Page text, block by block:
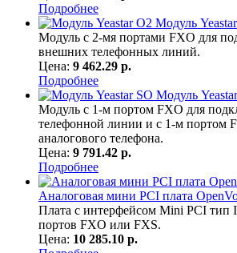
Подробнее
Модуль
Модуль с 2-мя портами FXO для
внешних телефонных линий.
Цена: 9 462.29 р.
Подробнее
Модуль
Модуль с 1-м портом FXO для
телефонной линии и с 1-м портом
аналогового телефона.
Цена: 9 791.42 р.
Подробнее
Аналоговая мини PCI плата
Плата с интерфейсом Mini PCI тип
портов FXO или FXS.
Цена: 10 285.10 р.